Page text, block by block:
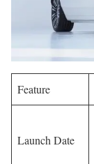
Feature
Launch Date